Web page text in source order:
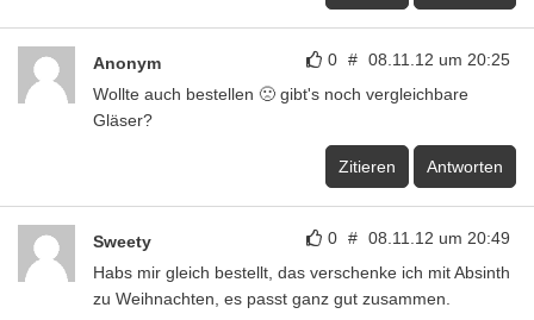
0 # 08.11.12 um 20:25
Anonym
Wollte auch bestellen 🙁 gibt's noch vergleichbare
Gläser?
Zitieren Antworten
0 # 08.11.12 um 20:49
Sweety
Habs mir gleich bestellt, das verschenke ich mit Absinth
zu Weihnachten, es passt ganz gut zusammen.